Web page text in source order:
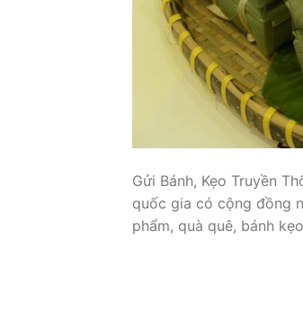
Gửi Bánh, Kẹo Truyền
quốc gia có cộng đồng
phẩm, quà quê, bánh